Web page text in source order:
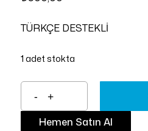
TÜRKÇE DESTEKLİ
1 adet stokta
Hemen Satın Al